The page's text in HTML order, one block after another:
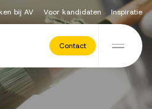
bij AV Voor kandidaten Inspiratie
Contact